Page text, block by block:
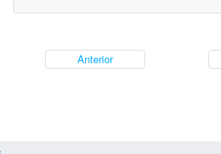
Anterior